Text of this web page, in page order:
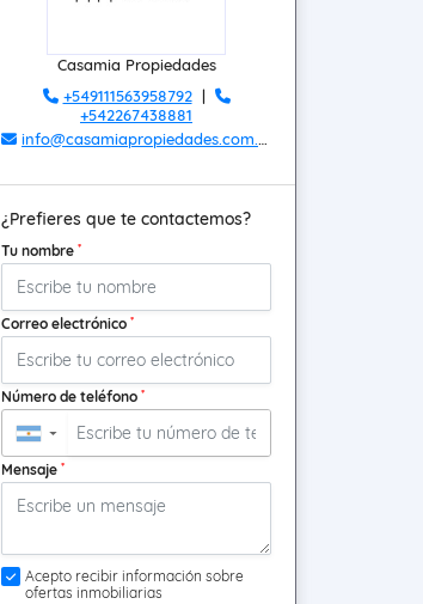
Casamia Propiedades
+549111563958792|
+542267438881
info@casamiapropiedades.com.ar
¿Prefieres que te contactemos?
Tu nombre *
Correo electrónico *
Número de teléfono *
▼
Mensaje *
Acepto recibir información sobre
ofertas inmobiliarias